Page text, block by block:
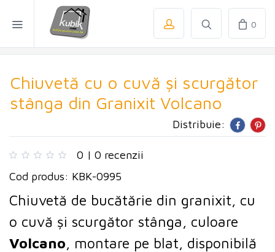
0
Chiuvetă cu o cuvă și scurgător
stânga din Granixit Volcano
Distribuie:
0 | 0 recenzii
Cod produs: KBK-0995
Chiuvetă de bucătărie din granixit, cu
o cuvă și scurgător stânga, culoare
Volcano, montare pe blat, disponibilă